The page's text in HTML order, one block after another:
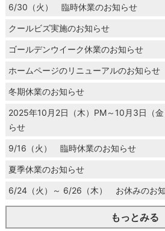
6/30（火） 臨時休業のお知らせ
クールビズ実施のお知らせ
ゴールデンウイーク休業のお知らせ
ホームページのリニューアルのお知らせ
冬期休業のお知らせ
2025年10月2日（木）PM～10月3日（
らせ
9/16（火） 臨時休業のお知らせ
夏季休業のお知らせ
6/24（火）～ 6/26（木） お休みのお
もっとみる